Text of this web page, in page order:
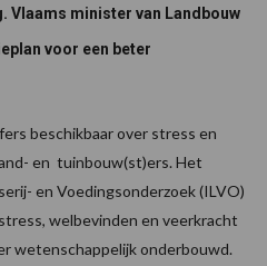
minister van Landbouw
voor een beter
beschikbaar over stress en
en tuinbouw(st)ers. Het
en Voedingsonderzoek (ILVO)
welbevinden en veerkracht
wetenschappelijk onderbouwd.